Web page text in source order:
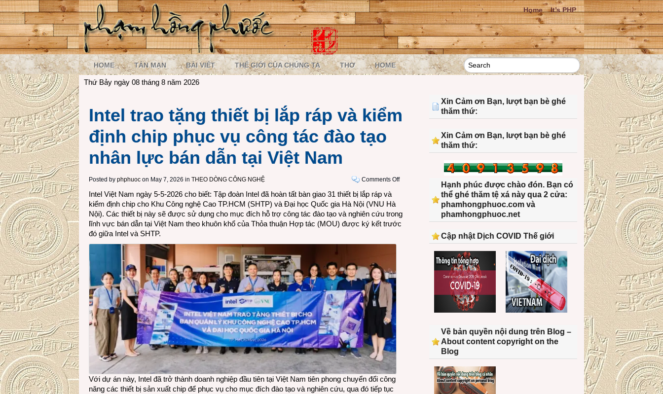
Home It’s PHP
HOME TẢN MẠN BÀI VIẾT THẾ GIỚI CỦA CHÚNG TA THƠ HOME
Thứ Bảy ngày 08 tháng 8 năm 2026
Intel trao tặng thiết bị lắp ráp và kiểm
định chip phục vụ công tác đào tạo
nhân lực bán dẫn tại Việt Nam
Posted by phphuoc on May 7, 2026 in THEO DÒNG CÔNG NGHỆ Comments Offon
thiết
bị
Intel Việt Nam ngày 5-5-2026 cho biết: Tập đoàn Intel đã hoàn tất bàn giao 31 thiết bị lắp ráp và
kiểm định chip cho Khu Công nghệ Cao TP.HCM (SHTP) và Đại học Quốc gia Hà Nội (VNU Hà
Nội). Các thiết bị này sẽ được sử dụng cho mục đích hỗ trợ công tác đào tạo và nghiên cứu trong
lĩnh vực bán dẫn tại Việt Nam theo khuôn khổ của Thỏa thuận Hợp tác (MOU) được ký kết trước
đó giữa Intel và SHTP.
Với dự án này, Intel đã trở thành doanh nghiệp đầu tiên tại Việt Nam tiên phong chuyển đổi công
năng các thiết bị sản xuất chip để phục vụ cho mục đích đào tạo và nghiên cứu, qua đó tiếp tục
Xin Cảm ơn Bạn, lượt bạn bè ghé
thăm thứ:
Xin Cảm ơn Bạn, lượt bạn bè ghé
thăm thứ:
Hạnh phúc được chào đón. Bạn có
thể ghé thăm tệ xá này qua 2 cửa:
phamhongphuoc.com và
phamhongphuoc.net
Cập nhật Dịch COVID Thế giới
Về bản quyền nội dung trên Blog –
About content copyright on the
Blog